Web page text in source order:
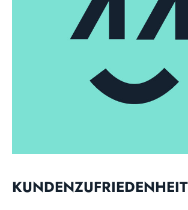
KUNDENZUFRIEDENHEIT